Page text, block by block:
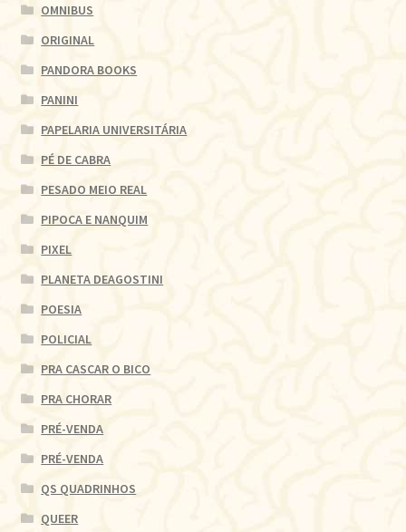
OMNIBUS
ORIGINAL
PANDORA BOOKS
PANINI
PAPELARIA UNIVERSITÁRIA
PÉ DE CABRA
PESADO MEIO REAL
PIPOCA E NANQUIM
PIXEL
PLANETA DEAGOSTINI
POESIA
POLICIAL
PRA CASCAR O BICO
PRA CHORAR
PRÉ-VENDA
PRÉ-VENDA
QS QUADRINHOS
QUEER